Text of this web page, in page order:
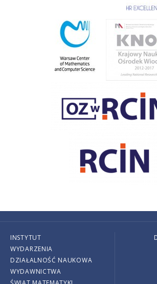
INSTYTUT
WYDARZENIA
DZIAŁALNOŚĆ NAUKOWA
WYDAWNICTWA